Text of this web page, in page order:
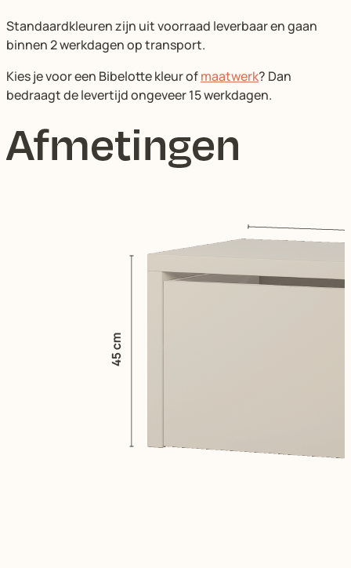
Standaardkleuren zijn uit voorraad leverbaar en gaan
binnen 2 werkdagen op transport.
Kies je voor een Bibelotte kleur ofmaatwerk? Dan
bedraagt de levertijd ongeveer 15 werkdagen.